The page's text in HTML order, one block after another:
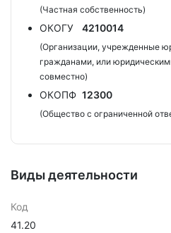
(Частная собственность)
ОКОГУ 4210014
(Организации, учрежденные
гражданами, или
совместно)
ОКОПФ 12300
(Общество с ограниченной
Виды деятельности
Код
41.20